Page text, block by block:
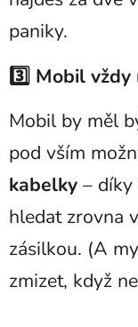
paniky.
3️⃣ Mobil vždy
Mobil by měl
pod vším
kabelky –
hledat zrovna
zásilkou. (A
zmizet, když